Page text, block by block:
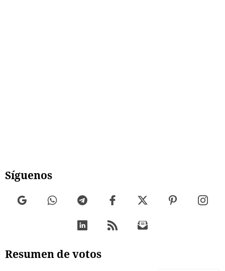
Síguenos
Resumen de votos